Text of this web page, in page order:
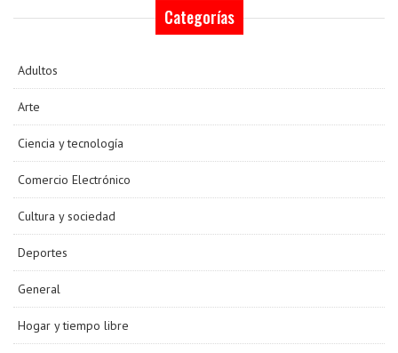
Categorías
Adultos
Arte
Ciencia y tecnología
Comercio Electrónico
Cultura y sociedad
Deportes
General
Hogar y tiempo libre